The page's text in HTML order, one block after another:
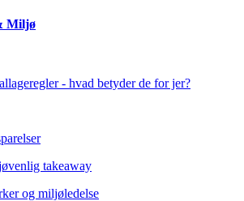
Miljø
- hvad betyder de for jer?
takeaway
og miljøledelse